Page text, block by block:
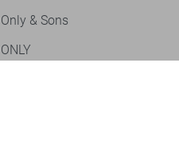
Only & Sons
ONLY